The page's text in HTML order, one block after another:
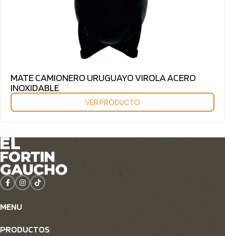
MATE CAMIONERO URUGUAYO VIROLA ACERO
INOXIDABLE
VER PRODUCTO
MENU
PRODUCTOS